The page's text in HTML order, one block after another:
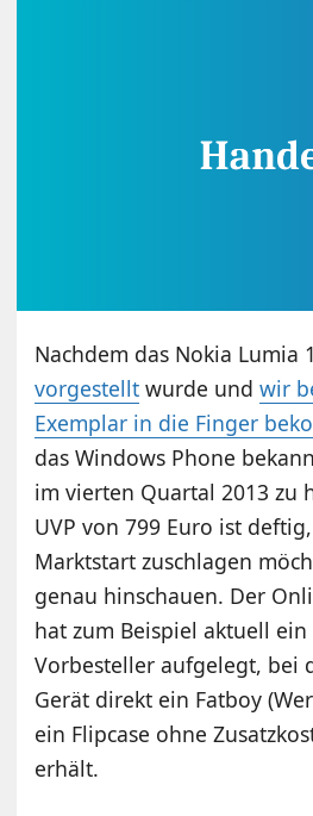
Nachdem das Nokia Lumia
vorgestellt wurde undwir
Exemplar in die Finger
das Windows Phone
im vierten Quartal 2013 zu
UVP von 799 Euro ist
Marktstart zuschlagen
genau hinschauen. Der
hat zum Beispiel aktuell
Vorbesteller aufgelegt, bei
Gerät direkt ein Fatboy
ein Flipcase ohne
erhält.